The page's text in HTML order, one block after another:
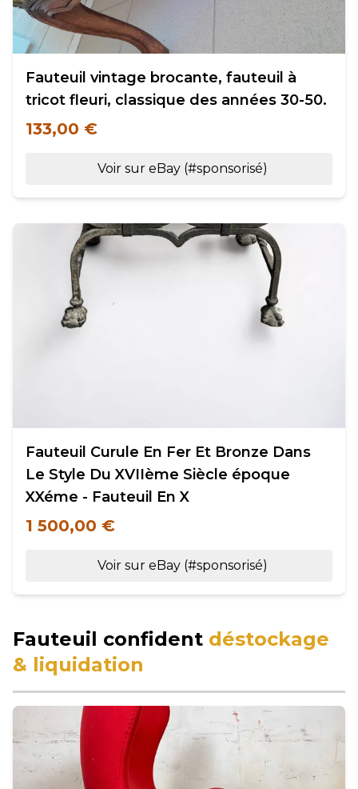
Fauteuil vintage brocante, fauteuil à
tricot fleuri, classique des années 30-50.
133,00 €
Voir sur eBay (#sponsorisé)
Fauteuil Curule En Fer Et Bronze Dans
Le Style Du XVIIème Siècle époque
XXéme - Fauteuil En X
1 500,00 €
Voir sur eBay (#sponsorisé)
Fauteuil confident déstockage
& liquidation